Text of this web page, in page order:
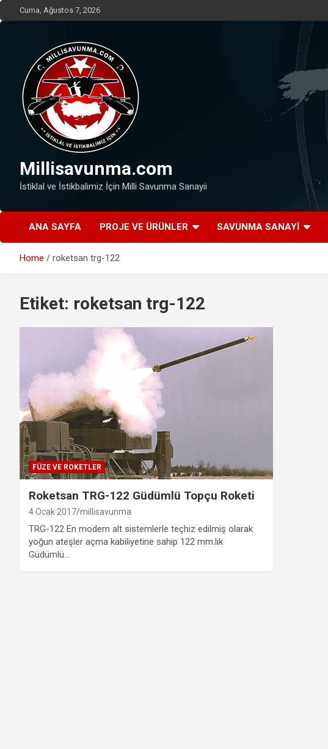
Skip
to
Cuma, Ağustos 7, 2026
Millisavunma.com
İstiklal ve İstikbalimiz İçin Milli Savunma Sanayii
ANA SAYFA PROJE VE ÜRÜNLER SAVUNMA SANAYI
Home roketsan trg-122
Etiket: roketsan trg-122
FÜZE VE ROKETLER
Roketsan TRG-122 Güdümlü Topçu Roketi
4 Ocak 2017 millisavunma
TRG-122 En modern alt sistemlerle teçhiz edilmiş olarak
yoğun ateşler açma kabiliyetine sahip 122 mm.lik
Güdümlü…